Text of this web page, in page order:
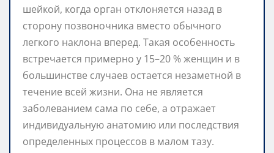
шейкой, когда орган отклоняется назад в
сторону позвоночника вместо обычного
легкого наклона вперед. Такая особенность
встречается примерно у 15–20 % женщин и в
большинстве случаев остается незаметной в
течение всей жизни. Она не является
заболеванием сама по себе, а отражает
индивидуальную анатомию или последствия
определенных процессов в малом тазу.